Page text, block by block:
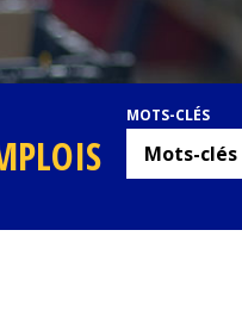
MOTS-CLÉS